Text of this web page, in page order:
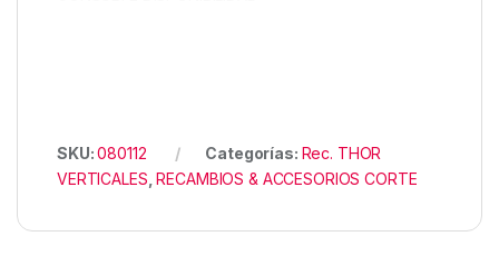
SKU:080112 Categorías: Rec. THOR
VERTICALES ,RECAMBIOS & ACCESORIOS CORTE